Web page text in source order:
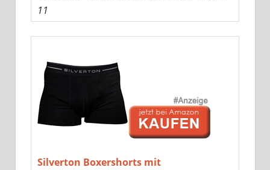
11
Silverton Boxershorts mit